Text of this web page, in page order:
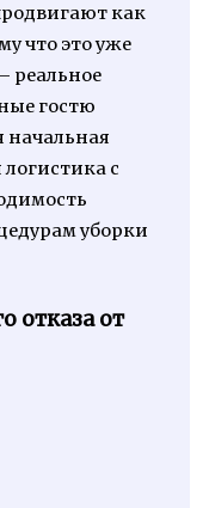
как
что это уже
реальное
гостю
с
уборки
отказа от